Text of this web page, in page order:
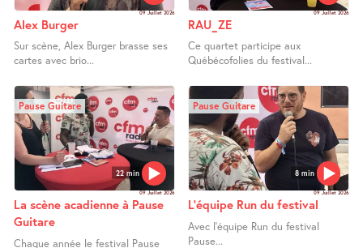
09 Juillet 2026
Alex Burger
Sur scène, Alex Burger brasse ses
cartes avec brio...
09 Juillet 2026
RAU_ZE
Ce quartet participe aux
Québécofolies du festival...
22 min
Pause Guitare
09 Juillet 2026
La scène acadienne à Pause
Guitare
Chaque année le festival Pause
8 min
Pause Guitare
09 Juillet 2026
L’équipe Run du festival
Avec l’équipe Run du festival
Pause...